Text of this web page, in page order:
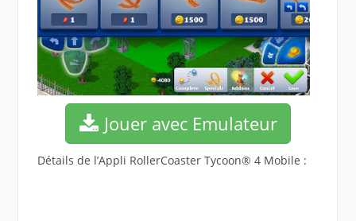
Jouer avec Emulateur
Détails de l’Appli RollerCoaster Tycoon® 4 Mobile :